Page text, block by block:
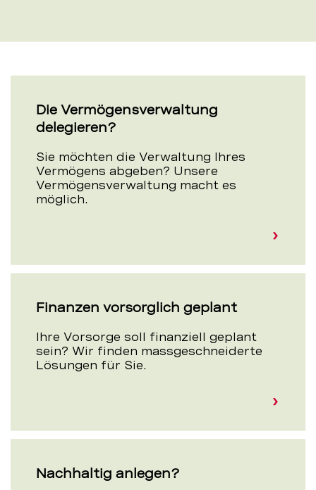
Die Vermögensverwaltung
delegieren?
Sie möchten die Verwaltung Ihres
Vermögens abgeben? Unsere
Vermögensverwaltung macht es
möglich.
Finanzen vorsorglich geplant
Ihre Vorsorge soll finanziell geplant
sein? Wir finden massgeschneiderte
Lösungen für Sie.
Nachhaltig anlegen?